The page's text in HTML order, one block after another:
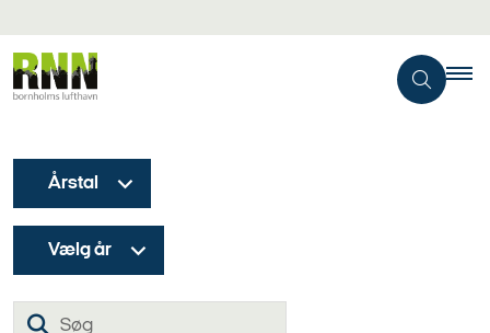
Årstal
Vælg år